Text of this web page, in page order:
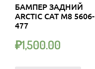
БАМПЕР ЗАДНИЙ
ARCTIC CAT M8 5606-
477
₽1,500.00